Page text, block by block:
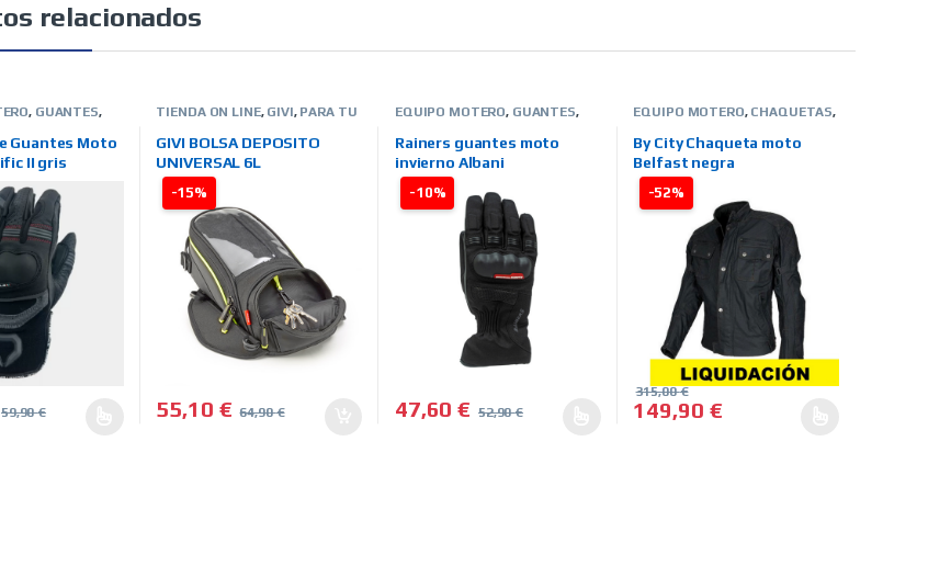
relacionados
, GUANTES,
,QUARTER MILE
Guantes Moto
II gris
59,90€
-15%
TIENDA ON LINE, GIVI, PARA TU
ALFORJAS-OTROS
GIVI BOLSA DEPOSITO
UNIVERSAL 6L
55,10 € 64,90€
-10%
EQUIPO MOTERO, GUANTES,
LINE,MARCAS,RAINERS
Rainers guantes moto
invierno Albani
47,60€ 52,90€
-52%
EQUIPO MOTERO, CHAQUETAS,
LINE,MARCAS, BY CITY,
OUTLET MOTERO,TEXTIL-
OUTLET
By City Chaqueta moto
Belfast negra
149,90 €
315,00€